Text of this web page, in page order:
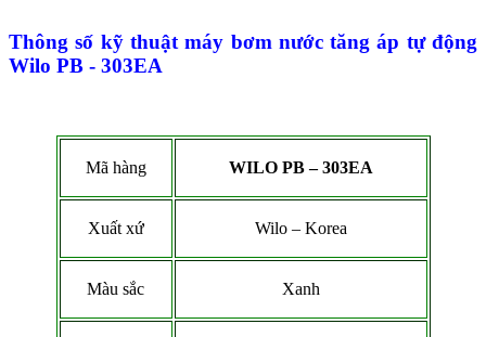
Thông số kỹ thuật máy bơm nước tăng áp tự động
Wilo PB - 303EA
Mã hàng WILO PB – 303EA
Xuất xứ Wilo – Korea
Màu sắc Xanh